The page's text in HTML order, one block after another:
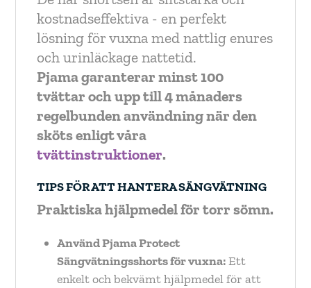
kostnadseffektiva - en perfekt
lösning för vuxna med nattlig enures
och urinläckage nattetid.
Pjama garanterar minst 100
tvättar och upp till 4 månaders
regelbunden användning när den
sköts enligt våra
tvättinstruktioner.
TIPS FÖR ATT HANTERA SÄNGVÄTNING
Praktiska hjälpmedel för torr sömn.
Använd Pjama Protect
Sängvätningsshorts för vuxna:Ett
enkelt och bekvämt hjälpmedel för att